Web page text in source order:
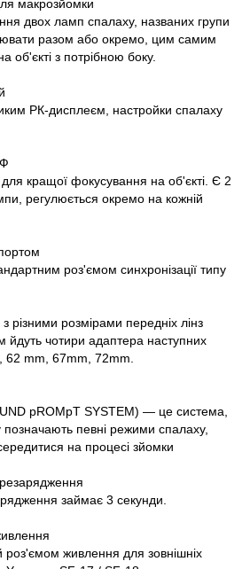
макрозйомки
двох ламп спалаху, названих групи
разом або окремо, цим самим
об'єкті з потрібною боку.
РК-дисплеєм, настройки спалаху
кращої фокусування на об'єкті. Є 2
регулюється окремо на кожній
роз'ємом синхронізації типу
різними розмірами передніх лінз
йдуть чотири адаптера наступних
62 mm, 67mm, 72mm.
pROMpT SYSTEM) — це система,
позначають певні режими спалаху,
на процесі зйомки
займає 3 секунди.
роз'ємом живлення для зовнішніх